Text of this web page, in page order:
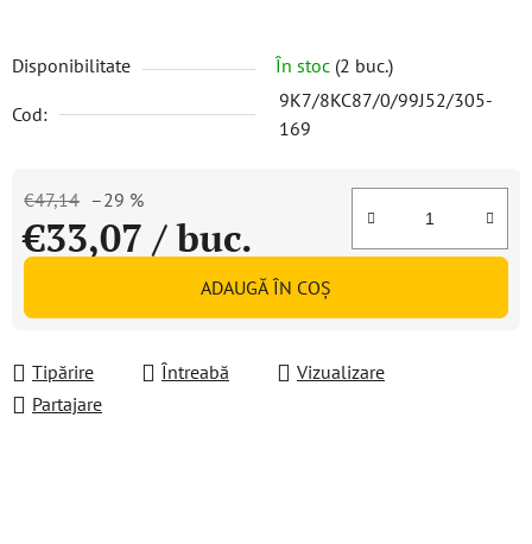
Disponibilitate În stoc (2 buc.)
Cod:
9K7/8KC87/0/99J52/305-
169
€47,14 –29 %
€33,07 / buc.
ADAUGĂ ÎN COŞ
Tipărire Întreabă
Vizualizare
Partajare